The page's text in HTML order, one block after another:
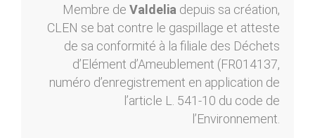
Membre de Valdelia depuis sa création,
CLEN se bat contre le gaspillage et atteste
de sa conformité à la filiale des Déchets
d’Elément d’Ameublement (FR014137,
numéro d’enregistrement en application de
l’article L. 541-10 du code de
l’Environnement.